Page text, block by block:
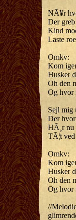
NÃ¥r
Der
Kind
Laste
Omkv:
Kom
Husker
Oh den
Og hvor
Sejl mig
Der
HÃ¸r nu
TÃ¦t
Omkv:
Kom
Husker
Oh den
Og hvor
//